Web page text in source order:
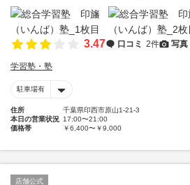
3.47 口コミ 2件 写真
学習塾・塾
駐車場有
住所
千葉県印西市原山1-21-3
本日の営業状況 17:00〜21:00
価格帯
￥6,400〜￥9,000
店舗公式